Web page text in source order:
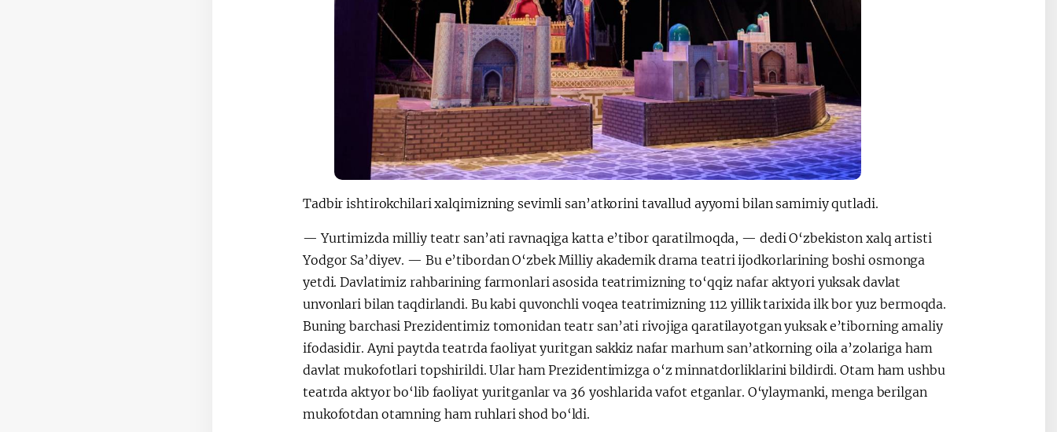
Tadbir ishtirokchilari xalqimizning sevimli san’atkorini tavallud ayyomi bilan samimiy qutladi.
— Yurtimizda milliy teatr san’ati ravnaqiga katta e’tibor qaratilmoqda, — dedi O‘zbekiston xalq artisti
Yodgor Sa’diyev. — Bu e’tibordan O‘zbek Milliy akademik drama teatri ijodkorlarining boshi osmonga
yetdi. Davlatimiz rahbarining farmonlari asosida teatrimizning to‘qqiz nafar aktyori yuksak davlat
unvonlari bilan taqdirlandi. Bu kabi quvonchli voqea teatrimizning 112 yillik tarixida ilk bor yuz bermoqda.
Buning barchasi Prezidentimiz tomonidan teatr san’ati rivojiga qaratilayotgan yuksak e’tiborning amaliy
ifodasidir. Ayni paytda teatrda faoliyat yuritgan sakkiz nafar marhum san’atkorning oila a’zolariga ham
davlat mukofotlari topshirildi. Ular ham Prezidentimizga o‘z minnatdorliklarini bildirdi. Otam ham ushbu
teatrda aktyor bo‘lib faoliyat yuritganlar va 36 yoshlarida vafot etganlar. O‘ylaymanki, menga berilgan
mukofotdan otamning ham ruhlari shod bo‘ldi.